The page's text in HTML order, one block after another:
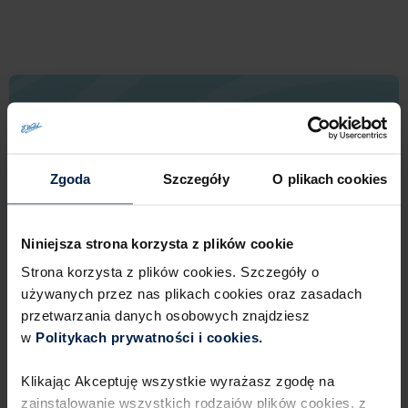
Zgoda Szczegóły O plikach cookies
Niniejsza strona korzysta z plików cookie
Strona korzysta z plików cookies. Szczegóły o
używanych przez nas plikach cookies oraz zasadach
przetwarzania danych osobowych znajdziesz
w Politykach prywatności i cookies.​ ​
Klikając Akceptuję wszystkie wyrażasz zgodę na
zainstalowanie wszystkich rodzajów plików cookies,​ z
Warto wiedzieć
Chociaż może Ci się wydawać, że aby powstał
doskonały piernik czekoladowy, potrzeba
umiejętności, w rzeczywistości proces jego
odrobinę cierpliwości, a prace przebiegną bardzo
szybko. Ich efekt będzie zachwycający. Gotowym
ciastem będą się zachwycać zarówno dzieci, jak
i dorośli.
Rozwiń